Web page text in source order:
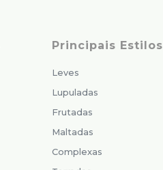
Principais Estilos
Leves
Lupuladas
Frutadas
Maltadas
Complexas